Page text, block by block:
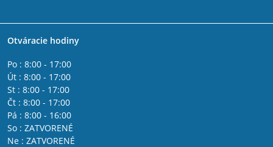
Otváracie hodiny
Po : 8:00 - 17:00
Út : 8:00 - 17:00
St : 8:00 - 17:00
Čt : 8:00 - 17:00
Pá : 8:00 - 16:00
So : ZATVORENÉ
Ne : ZATVORENÉ